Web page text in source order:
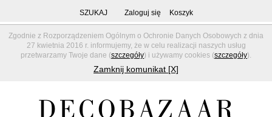
Zgodnie z Rozporządzeniem Ogólnym o Ochronie Danych Osobowych z dnia
27 kwietnia 2016 r. informujemy, że w celu realizacji naszych usług
przetwarzamy Twoje dane (szczegóły) i używamy cookies (szczegóły).
Zamknij komunikat [X]
SZUKAJ Zaloguj się Koszyk